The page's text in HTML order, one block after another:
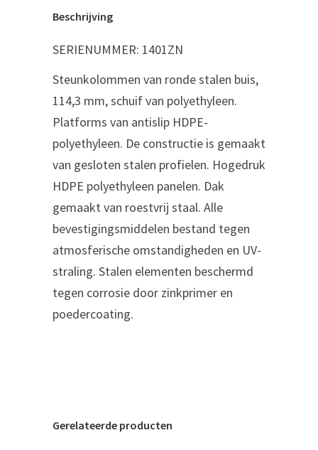
Beschrijving
SERIENUMMER: 1401ZN
Steunkolommen van ronde stalen buis,
114,3 mm, schuif van polyethyleen.
Platforms van antislip HDPE-
polyethyleen. De constructie is gemaakt
van gesloten stalen profielen. Hogedruk
HDPE polyethyleen panelen. Dak
gemaakt van roestvrij staal. Alle
bevestigingsmiddelen bestand tegen
atmosferische omstandigheden en UV-
straling. Stalen elementen beschermd
tegen corrosie door zinkprimer en
poedercoating.
Gerelateerde producten